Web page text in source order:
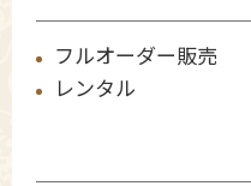
フルオーダー販売
レンタル